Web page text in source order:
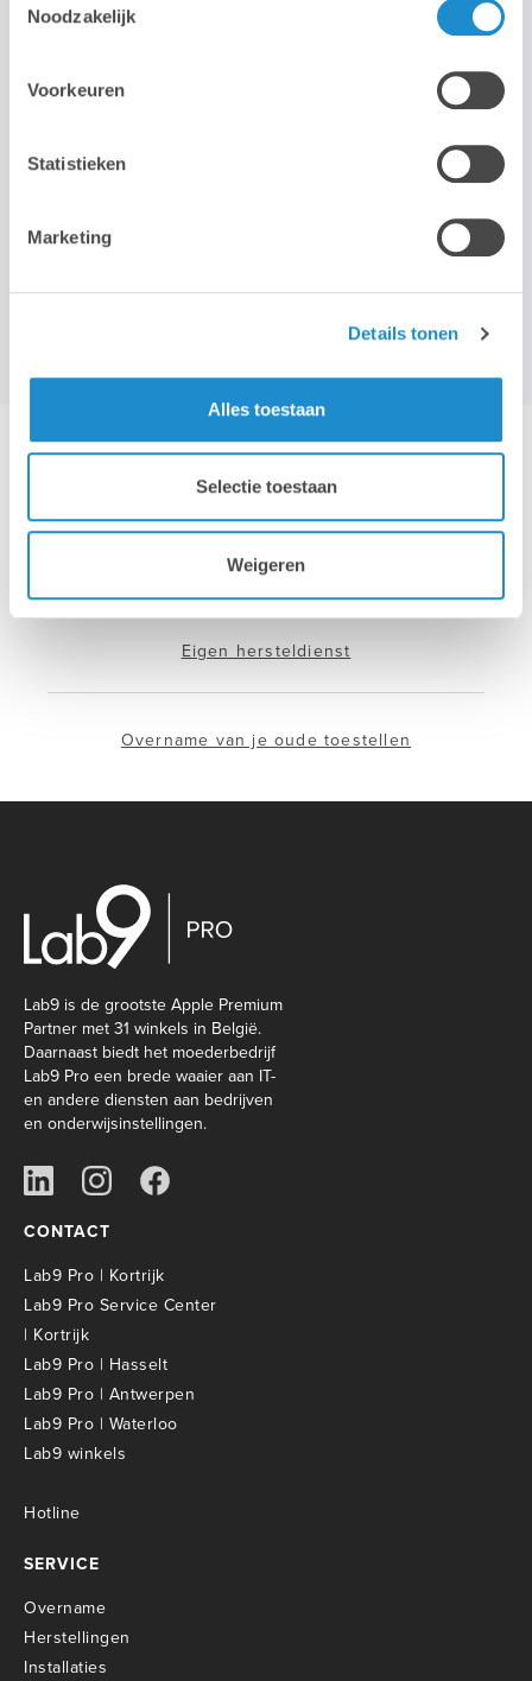
Noodzakelijk
Voorkeuren
Statistieken
Marketing
Details tonen
Alles toestaan
Selectie toestaan
Weigeren
>
Wij gebruiken je e-mailadres enkel om onze maandelijkse
nieuwsbrief te kunnen mailen. We geven dit adres niet door aan
derden, en houden het bij zolang je je niet uitschrijft.
Hotline & remote support
Installatie & configuratie
Eigen hersteldienst
Overname van je oude toestellen
Lab9 is de grootste Apple Premium
Partner met 31 winkels in België.
Daarnaast biedt het moederbedrijf
Lab9 Pro een brede waaier aan IT-
en andere diensten aan bedrijven
en onderwijsinstellingen.
CONTACT
Lab9 Pro | Kortrijk
Lab9 Pro Service Center
| Kortrijk
Lab9 Pro | Hasselt
Lab9 Pro | Antwerpen
Lab9 Pro | Waterloo
Lab9 winkels
Hotline
SERVICE
Overname
Herstellingen
Installaties